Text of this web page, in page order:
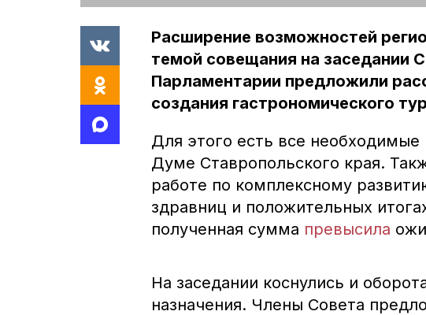
Расширение возможностей
темой совещания на заседании
Парламентарии предложили
создания гастрономического
Для этого есть все
Думе Ставропольского края.
работе по комплексному
здравниц и положительных
полученная сумма превысила
На заседании коснулись и
назначения. Члены Совета